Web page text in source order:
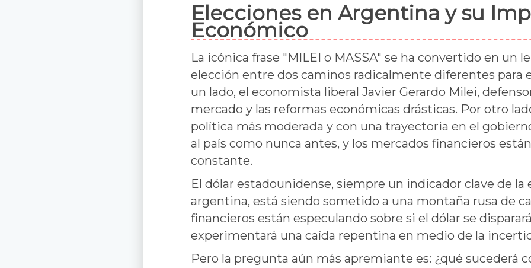
Elecciones en Argentina y su
Económico
La icónica frase "MILEI o MASSA" se ha convertido en un
elección entre dos caminos radicalmente diferentes para
un lado, el economista liberal Javier Gerardo Milei,
mercado y las reformas económicas drásticas. Por otro
política más moderada y con una trayectoria en el
al país como nunca antes, y los mercados financieros
constante.
El dólar estadounidense, siempre un indicador clave de
argentina, está siendo sometido a una montaña rusa de
financieros están especulando sobre si el dólar se
experimentará una caída repentina en medio de la
Pero la pregunta aún más apremiante es: ¿qué sucederá